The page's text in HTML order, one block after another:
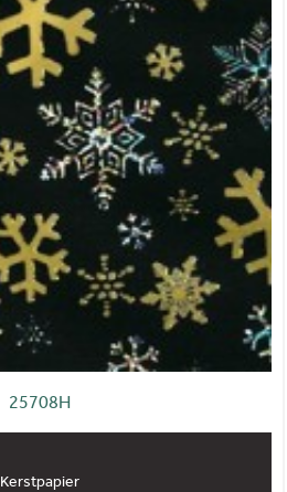
25708H
Kerstpapier